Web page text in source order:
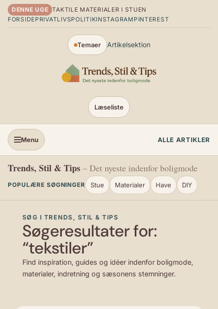
Spring til indhold
DENNE UGE TAKTILE MATERIALER I STUEN
FORSIDEPRIVATLIVSPOLITIKINSTAGRAM PINTEREST
Temaer Artikelsektion
Læseliste
Menu ALLE ARTIKLER
Trends, Stil & Tips – Det nyeste indenfor boligmode
POPULÆRE SØGNINGER Stue Materialer Have DIY
SØG I TRENDS, STIL & TIPS
Søgeresultater for:
“tekstiler”
Find inspiration, guides og idéer indenfor boligmode,
materialer, indretning og sæsonens stemninger.